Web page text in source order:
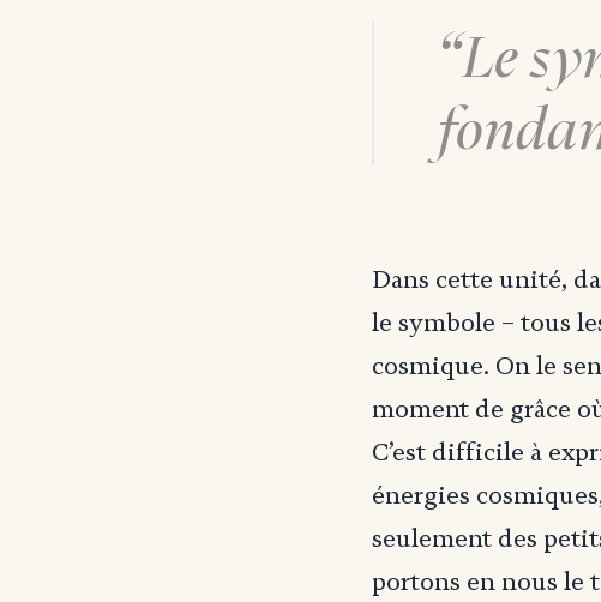
Le
Dans cette unité,
le symbole – tous
cosmique. On le
moment de grâce
C’est difficile à
énergies
seulement des
portons en nous le